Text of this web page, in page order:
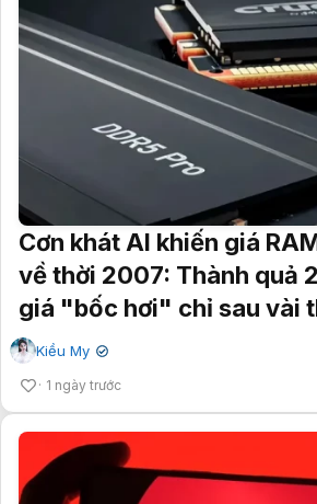
Cơn khát AI khiến giá
về thời 2007: Thành quả
giá "bốc hơi" chỉ sau vài
Kiều My ✔
1 ngày trước